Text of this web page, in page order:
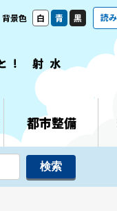
背景色 白 青 黒 読
都市整備